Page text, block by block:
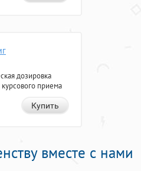
дозировка
приема
Купить
вместе с нами